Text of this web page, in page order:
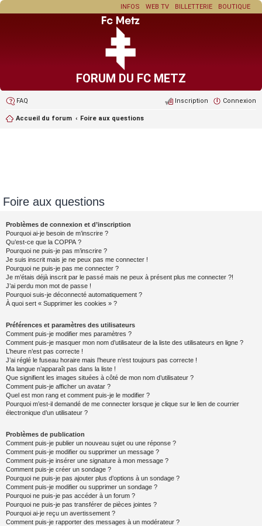
BOUTIQUE
BILLETTERIE
WEB TV
INFOS
FORUM DU FC METZ
FAQ Connexion
Inscription
Accueil du forum Foire aux questions
Foire aux questions
Problèmes de connexion et d’inscription
Pourquoi ai-je besoin de m’inscrire ?
Qu’est-ce que la COPPA ?
Pourquoi ne puis-je pas m’inscrire ?
Je suis inscrit mais je ne peux pas me connecter !
Pourquoi ne puis-je pas me connecter ?
Je m’étais déjà inscrit par le passé mais ne peux à présent plus me connecter ?!
J’ai perdu mon mot de passe !
Pourquoi suis-je déconnecté automatiquement ?
À quoi sert « Supprimer les cookies » ?
Préférences et paramètres des utilisateurs
Comment puis-je modifier mes paramètres ?
Comment puis-je masquer mon nom d’utilisateur de la liste des utilisateurs en ligne ?
L’heure n’est pas correcte !
J’ai réglé le fuseau horaire mais l’heure n’est toujours pas correcte !
Ma langue n’apparaît pas dans la liste !
Que signifient les images situées à côté de mon nom d’utilisateur ?
Comment puis-je afficher un avatar ?
Quel est mon rang et comment puis-je le modifier ?
Pourquoi m’est-il demandé de me connecter lorsque je clique sur le lien de courrier
électronique d’un utilisateur ?
Problèmes de publication
Comment puis-je publier un nouveau sujet ou une réponse ?
Comment puis-je modifier ou supprimer un message ?
Comment puis-je insérer une signature à mon message ?
Comment puis-je créer un sondage ?
Pourquoi ne puis-je pas ajouter plus d’options à un sondage ?
Comment puis-je modifier ou supprimer un sondage ?
Pourquoi ne puis-je pas accéder à un forum ?
Pourquoi ne puis-je pas transférer de pièces jointes ?
Pourquoi ai-je reçu un avertissement ?
Comment puis-je rapporter des messages à un modérateur ?